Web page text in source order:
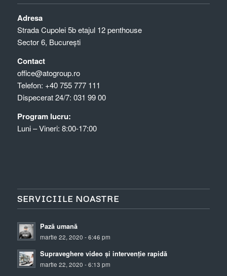
Adresa
Strada Cupolei 5b etajul 12 penthouse
Sector 6, București
Contact
office@atogroup.ro
Telefon: +40 755 777 111
Dispecerat 24/7: 031 99 00
Program lucru:
Luni – Vineri: 8:00-17:00
SERVICIILE NOASTRE
Pază umană
martie 22, 2020 - 6:46 pm
Supraveghere video și intervenție rapidă
martie 22, 2020 - 6:13 pm